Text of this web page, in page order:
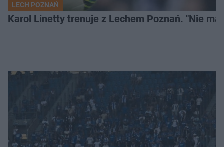
LECH POZNAŃ
Karol Linetty trenuje z Lechem Poznań. "Nie ma